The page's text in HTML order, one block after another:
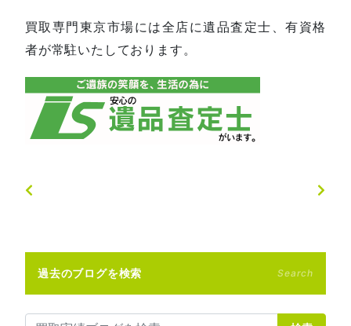
買取専門東京市場には全店に遺品査定士、有資格
者が常駐いたしております。
過去のブログを検索 Search